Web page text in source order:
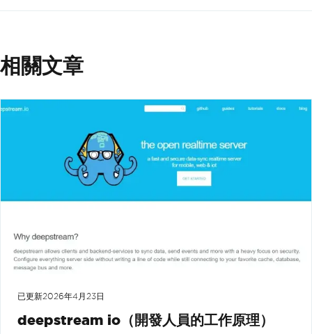
相關文章
已更新2026年4月23日
deepstream io（開發人員的工作原理）